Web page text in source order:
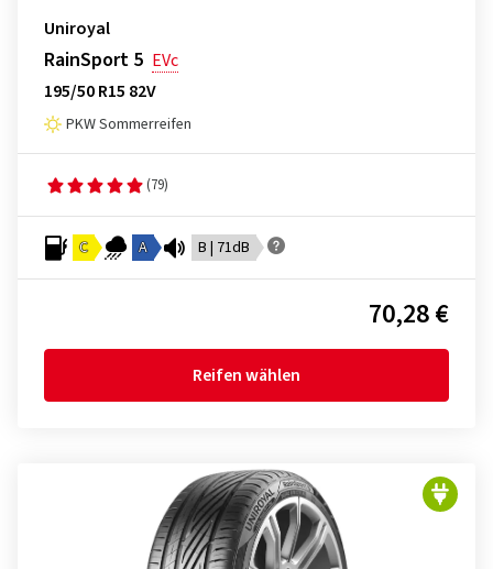
Uniroyal
RainSport 5 EVc
195/50 R15 82V
PKW Sommerreifen
(79)
C A B | 71dB
70,28 €
Reifen wählen